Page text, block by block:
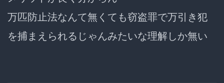
万匹防止法なんて無くても窃盗罪で万引き犯
を捕まえられるじゃんみたいな理解しか無い